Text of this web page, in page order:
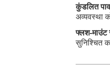
कुंडलित
अव्यवस्था
फ्लश-माउंट
सुनिश्चित